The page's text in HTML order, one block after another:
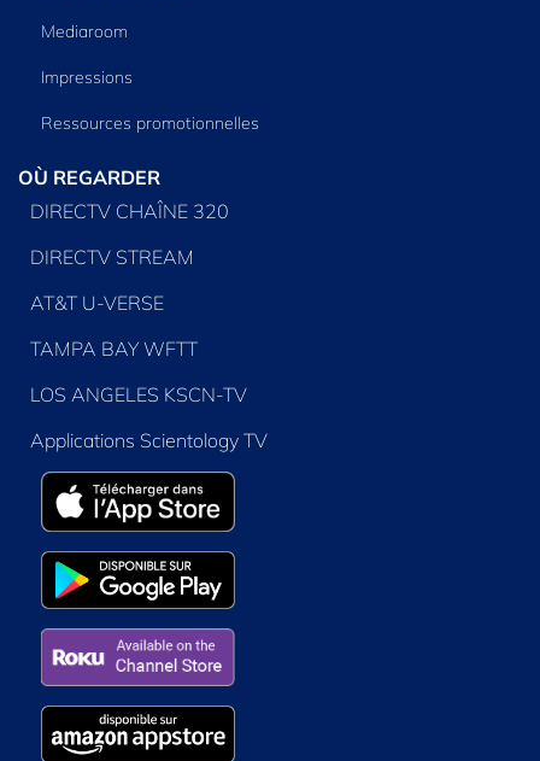
Mediaroom
Impressions
Ressources promotionnelles
OÙ REGARDER
DIRECTV CHAÎNE 320
DIRECTV STREAM
AT&T U-VERSE
TAMPA BAY WFTT
LOS ANGELES KSCN-TV
Applications Scientology TV